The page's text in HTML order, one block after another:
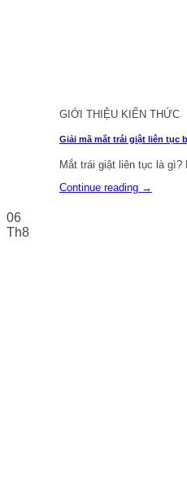
GIỚI THIỆU KIẾN THỨC
Giải mã mắt trái giật liên tục
Mắt trái giật liên tục là
Continue reading →
06
Th8